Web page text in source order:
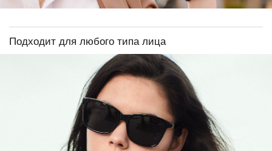
Подходит для любого типа лица